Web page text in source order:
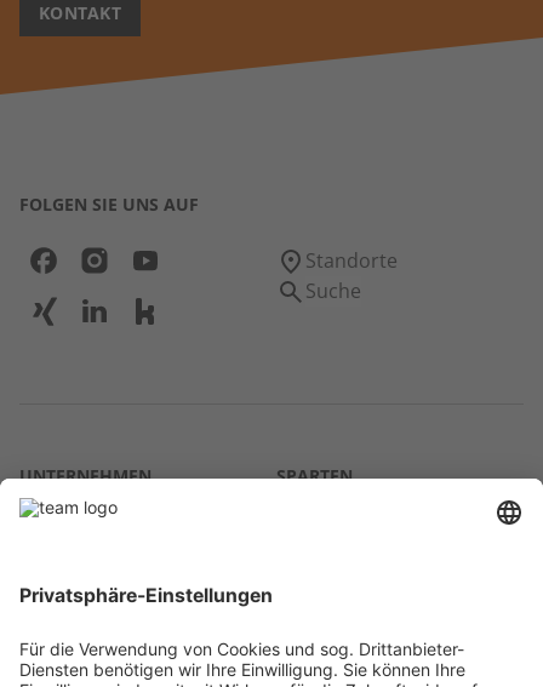
KONTAKT
FOLGEN SIE UNS AUF
Standorte
Suche
UNTERNEHMEN
Über uns
Karriere
Kontakt
SPARTEN